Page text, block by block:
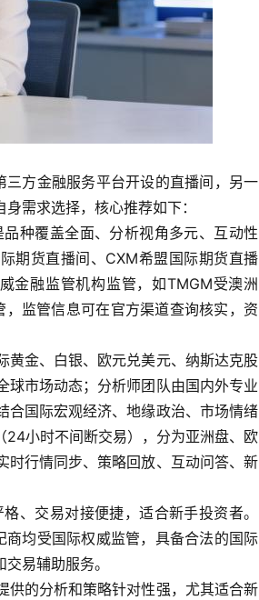
方金融服务平台开设的直播间，另一
需求选择，核心推荐如下：
种覆盖全面、分析视角多元、互动性
期货直播间、CXM希盟国际期货直播
金融监管机构监管，如TMGM受澳洲
监管信息可在官方渠道查询核实，资
黄金、白银、欧元兑美元、纳斯达克股
球市场动态；分析师团队由国内外专业
合国际宏观经济、地缘政治、市场情绪
小时不间断交易），分为亚洲盘、欧
时行情同步、策略回放、互动问答、新
、交易对接便捷，适合新手投资者。
均受国际权威监管，具备合法的国际
易辅助服务。
供的分析和策略针对性强，尤其适合新